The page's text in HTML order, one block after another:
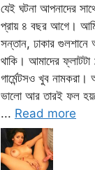
যেই ঘটনা আপনাদের
প্রায় ৪ বছর আগে। আমি
সন্তান, ঢাকার গুলশানে
থাকি। আমাদের
গার্মেন্টসও খুব
ভালো আর তারই ফল
... Read more